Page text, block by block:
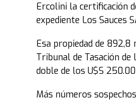
Ercolini la certificación
expediente Los Sauces
Esa propiedad de
Tribunal de Tasación
doble de los U$S
Más números